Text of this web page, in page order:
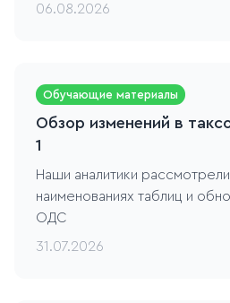
06.08.2026
Обучающие материалы
Обзор изменений в
1
Наши аналитики
наименованиях таблиц и
ОДС
31.07.2026